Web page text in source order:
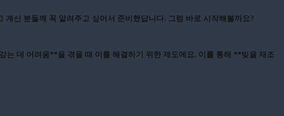
신 분들께 꼭 알려주고 싶어서 준비했답니다. 그럼 바로 시작해볼까요?
데 어려움**을 겪을 때 이를 해결하기 위한 제도에요. 이를 통해 **빚을 재조